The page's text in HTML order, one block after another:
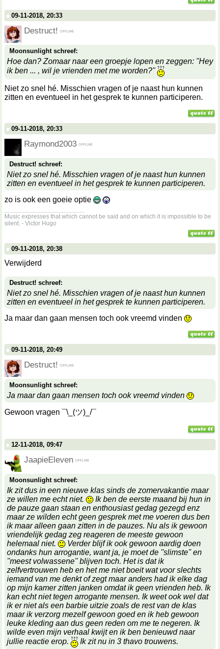
09-11-2018, 20:33
Destruct!
Moonsunlight schreef:
Hoe dan? Zomaar naar een groepje lopen en zeggen: ''Hey
ik ben ... , wil je vrienden met me worden?"
Niet zo snel hé. Misschien vragen of je naast hun kunnen
zitten en eventueel in het gesprek te kunnen participeren.
09-11-2018, 20:33
Raymond2003
Destruct! schreef:
Niet zo snel hé. Misschien vragen of je naast hun kunnen
zitten en eventueel in het gesprek te kunnen participeren.
zo is ook een goeie optie
Music expresses that which cannot be said and on which it is impossible to be
silent. - Victor Hugo
09-11-2018, 20:38
Verwijderd
Destruct! schreef:
Niet zo snel hé. Misschien vragen of je naast hun kunnen
zitten en eventueel in het gesprek te kunnen participeren.
Ja maar dan gaan mensen toch ook vreemd vinden
09-11-2018, 20:49
Destruct!
Moonsunlight schreef:
Ja maar dan gaan mensen toch ook vreemd vinden
Gewoon vragen ¯\_(ツ)_/
12-11-2018, 09:47
JaapieEleven
Moonsunlight schreef:
Ik zit dus in een nieuwe klas sinds de zomervakantie maar
ze willen me echt niet.
Ik ben de eerste maand bij hun in
de pauze gaan staan en enthousiast gedag gezegd enz
maar ze wilden echt geen gesprek met me voeren dus ben
ik maar alleen gaan zitten in de pauzes. Nu als ik gewoon
vriendelijk gedag zeg reageren de meeste gewoon
helemaal niet.
Verder blijf ik ook gewoon aardig doen
ondanks hun arrogantie, want ja, je moet de ''slimste'' en
''meest volwassene'' blijven toch. Het is dat ik
zelfvertrouwen heb en het me niet boeit wat voor slechts
iemand van me denkt of zegt maar anders had ik elke dag
op mijn kamer zitten janken omdat ik geen vrienden heb. Ik
kan echt niet tegen arrogante mensen. Ik weet ook wel dat
ik er niet als een barbie uitzie zoals de rest van de klas
maar ik verzorg mezelf gewoon goed en ik heb gewoon
leuke kleding aan dus geen reden om me te negeren. Ik
wilde even mijn verhaal kwijt en ik ben benieuwd naar
jullie reactie erop.
Ik zit nu in 3 thavo trouwens.